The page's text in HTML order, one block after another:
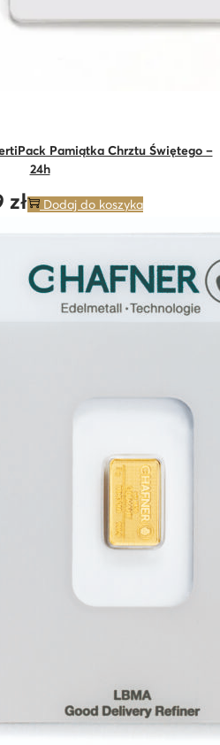
Pamiątka Chrztu Świętego –
24h
zł Dodaj do koszyka